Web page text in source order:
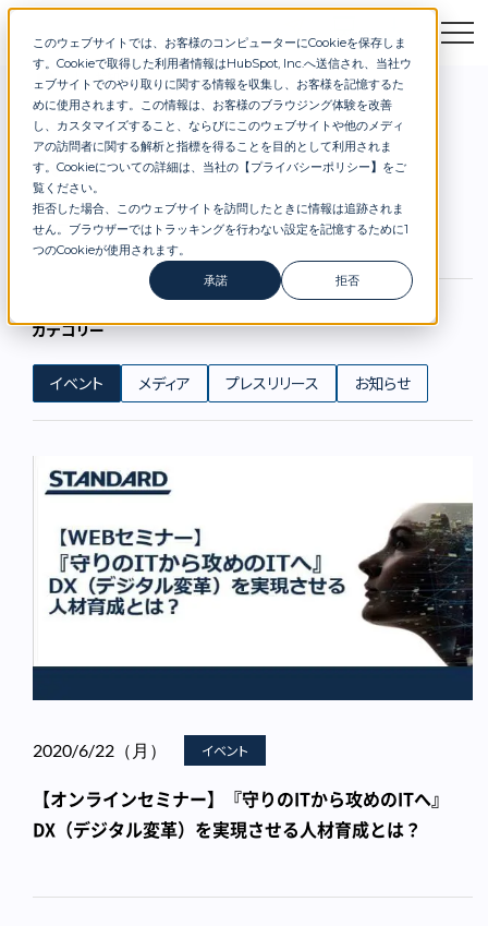
このウェブサイトでは、お客様のコンピューターにCookieを保存しま
す。Cookieで取得した利用者情報はHubSpot, Inc.へ送信され、当社ウ
ェブサイトでのやり取りに関する情報を収集し、お客様を記憶するた
めに使用されます。この情報は、お客様のブラウジング体験を改善
し、カスタマイズすること、ならびにこのウェブサイトや他のメディ
アの訪問者に関する解析と指標を得ることを目的として利用されま
す。Cookieについての詳細は、当社の【プライバシーポリシー】 をご
覧ください。
拒否した場合、このウェブサイトを訪問したときに情報は追跡されま
せん。ブラウザーではトラッキングを行わない設定を記憶するために1
つのCookieが使用されます。
承諾
拒否
お問合せ セミナー 資料DL
お知らせ
NEWS
ニュース
カテゴリー
イベント メディア プレスリリース お知らせ
2020/6/22（月） イベント
【オンラインセミナー】『守りのITから攻めのITへ』
DX（デジタル変革）を実現させる人材育成とは？